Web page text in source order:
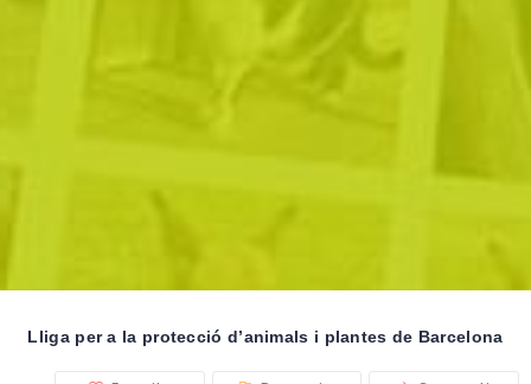
Lliga per a la protecció d’animals i plantes de Barcelona